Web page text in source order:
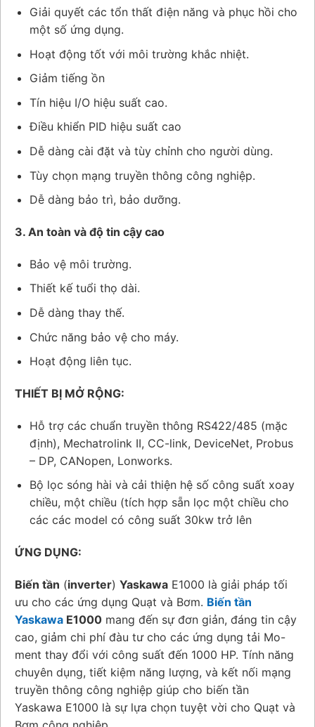
Giải quyết các tổn thất điện năng và phục hồi cho
một số ứng dụng.
Hoạt động tốt với môi trường khắc nhiệt.
Giảm tiếng ồn
Tín hiệu I/O hiệu suất cao.
Điều khiển PID hiệu suất cao
Dễ dàng cài đặt và tùy chỉnh cho người dùng.
Tùy chọn mạng truyền thông công nghiệp.
Dễ dàng bảo trì, bảo dưỡng.
3. An toàn và độ tin cậy cao
Bảo vệ môi trường.
Thiết kế tuổi thọ dài.
Dễ dàng thay thế.
Chức năng bảo vệ cho máy.
Hoạt động liên tục.
THIẾT BỊ MỞ RỘNG:
Hỗ trợ các chuẩn truyền thông RS422/485 (mặc
định), Mechatrolink II, CC-link, DeviceNet, Probus
– DP, CANopen, Lonworks.
Bộ lọc sóng hài và cải thiện hệ số công suất xoay
chiều, một chiều (tích hợp sẵn lọc một chiều cho
các các model có công suất 30kw trở lên
ỨNG DỤNG:
Biến tần (inverter) Yaskawa E1000 là giải pháp tối
ưu cho các ứng dụng Quạt và Bơm. Biến tần
Yaskawa E1000 mang đến sự đơn giản, đáng tin cậy
cao, giảm chi phí đàu tư cho các ứng dụng tải Mo-
ment thay đổi với công suất đến 1000 HP. Tính năng
chuyên dụng, tiết kiệm năng lượng, và kết nối mạng
truyền thông công nghiệp giúp cho biến tần
Yaskawa E1000 là sự lựa chọn tuyệt vời cho Quạt và